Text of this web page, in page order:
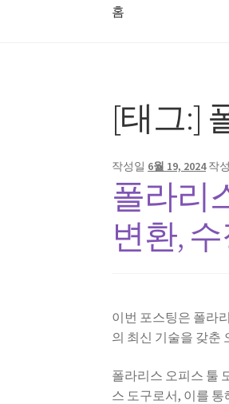
홈
[태그:]
작성일 6월 19, 2024 작
폴라리
변환,
이번 포스팅은 폴라
의 최신 기술을 갖춘
폴라리스 오피스 툴
스 도구로서, 이를